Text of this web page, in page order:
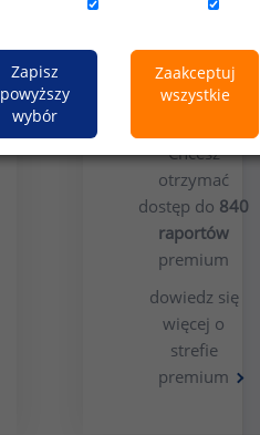
użytkowników
premium
Chcesz
otrzymać
dostęp do 840
raportów
premium
dowiedz się
więcej o
strefie
premium
Zapisz
powyższy
wybór
Zaakceptuj
wszystkie